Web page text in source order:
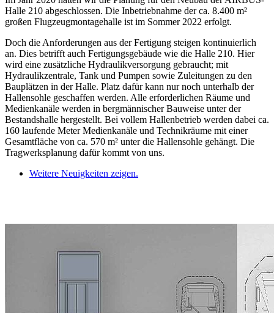
Halle 210 abgeschlossen. Die Inbetriebnahme der ca. 8.400 m²
großen Flugzeugmontagehalle ist im Sommer 2022 erfolgt.
Doch die Anforderungen aus der Fertigung steigen kontinuierlich
an. Dies betrifft auch Fertigungsgebäude wie die Halle 210. Hier
wird eine zusätzliche Hydraulikversorgung gebraucht; mit
Hydraulikzentrale, Tank und Pumpen sowie Zuleitungen zu den
Bauplätzen in der Halle. Platz dafür kann nur noch unterhalb der
Hallensohle geschaffen werden. Alle erforderlichen Räume und
Medienkanäle werden in bergmännischer Bauweise unter der
Bestandshalle hergestellt. Bei vollem Hallenbetrieb werden dabei ca.
160 laufende Meter Medienkanäle und Technikräume mit einer
Gesamtfläche von ca. 570 m² unter die Hallensohle gehängt. Die
Tragwerksplanung dafür kommt von uns.
Weitere Neuigkeiten zeigen.